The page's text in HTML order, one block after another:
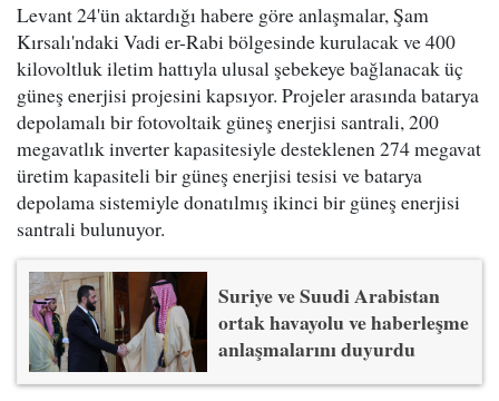
Levant 24'ün aktardığı habere göre anlaşmalar, Şam
Kırsalı'ndaki Vadi er-Rabi bölgesinde kurulacak ve 400
kilovoltluk iletim hattıyla ulusal şebekeye bağlanacak üç
güneş enerjisi projesini kapsıyor. Projeler arasında batarya
depolamalı bir fotovoltaik güneş enerjisi santrali, 200
megavatlık inverter kapasitesiyle desteklenen 274 megavat
üretim kapasiteli bir güneş enerjisi tesisi ve batarya
depolama sistemiyle donatılmış ikinci bir güneş enerjisi
santrali bulunuyor.
Suriye ve Suudi Arabistan
ortak havayolu ve haberleşme
anlaşmalarını duyurdu